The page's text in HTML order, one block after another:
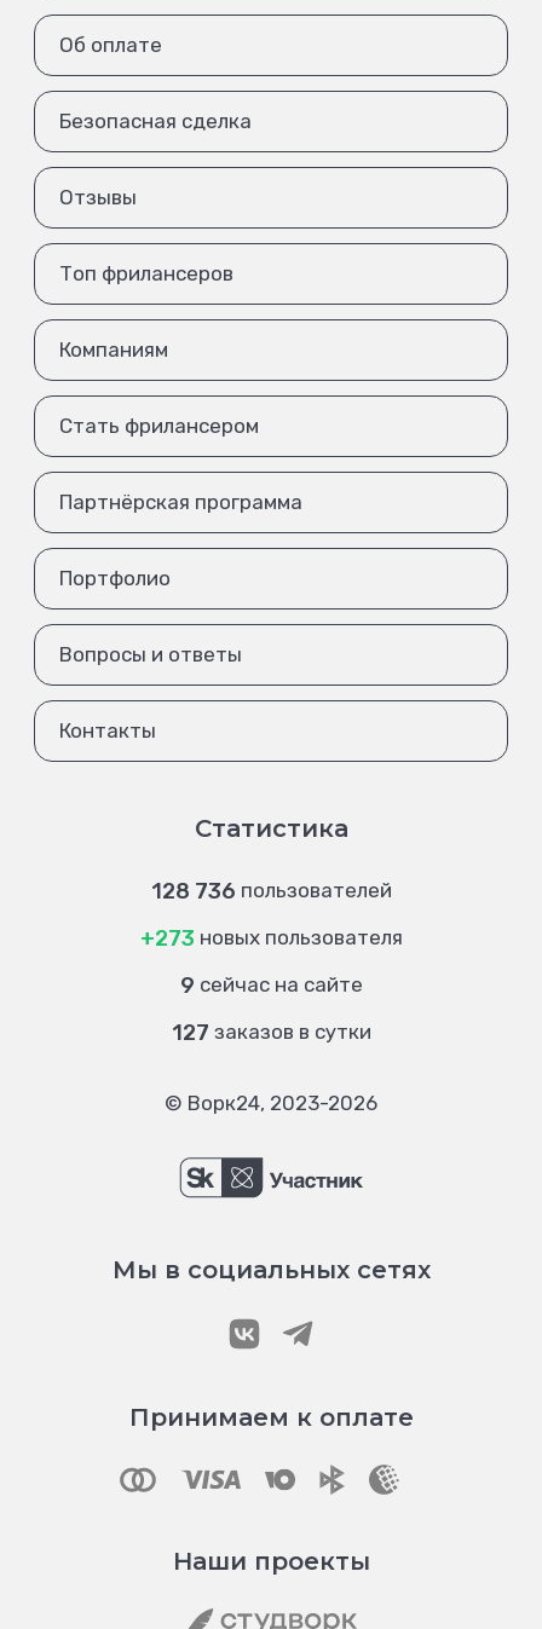
Об оплате
Безопасная сделка
Отзывы
Топ фрилансеров
Компаниям
Стать фрилансером
Партнёрская программа
Портфолио
Вопросы и ответы
Контакты
Статистика
128 736 пользователей
+273 новых пользователя
9 сейчас на сайте
127 заказов в сутки
© Ворк24, 2023-2026
Мы в социальных сетях
Принимаем к оплате
Наши проекты